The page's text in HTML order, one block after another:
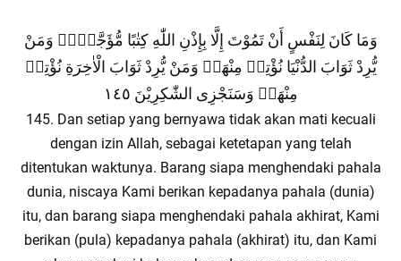
وَمَا كَانَ لِنَفْسٍ أَنْ تَمُوْتَ إِلَّا بِإِذْنِ اللّٰهِ كِتٰبًا مُّؤَجَّلًاۗ وَمَنْ
يُّرِدْ ثَوَابَ الدُّنْيَا نُؤْتِهٖ مِنْهَاۚ وَمَنْ يُّرِدْ ثَوَابَ الْاٰخِرَةِ نُؤْتِهٖ
مِنْهَاۗ وَسَنَجْزِى الشّٰكِرِيْنَ ١٤٥
145. Dan setiap yang bernyawa tidak akan mati kecuali
dengan izin Allah, sebagai ketetapan yang telah
ditentukan waktunya. Barang siapa menghendaki pahala
dunia, niscaya Kami berikan kepadanya pahala (dunia)
itu, dan barang siapa menghendaki pahala akhirat, Kami
berikan (pula) kepadanya pahala (akhirat) itu, dan Kami